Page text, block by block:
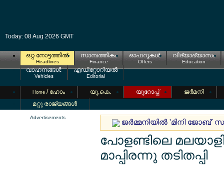
Today: 08 Aug 2026 GMT
ഒറ്റ നോട്ടത്തില്‍
Headlines
സാമ്പത്തികം
Finance
ഓഫറുകള്‍
Offers
വിദ്യാഭ്യാസം
Education
വാഹനങ്ങള്‍
Vehicles
എഡിറ്റോറിയല്‍
Editorial
Home / ഹോം യൂ.കെ. യൂറോപ്പ്
ജര്‍മനി
മറ്റു രാജ്യങ്ങള്‍
Advertisements
ജര്‍മ്മനിയില്‍ 'മിനി ജോബ്'
പോളണ്ടിലെ
മാപ്പിരന്നു തടിതപ്പി